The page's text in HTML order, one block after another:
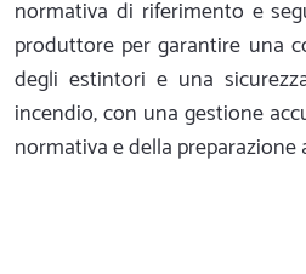
normativa di riferimento e
produttore per garantire una
degli estintori e una
incendio, con una gestione
normativa e della preparazione